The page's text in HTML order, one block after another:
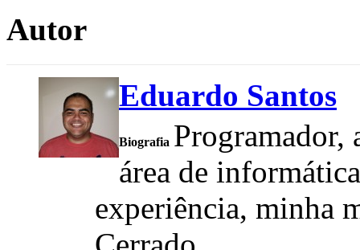
Autor
Eduardo Santos
Biografia Programador,
área de
experiência, minha